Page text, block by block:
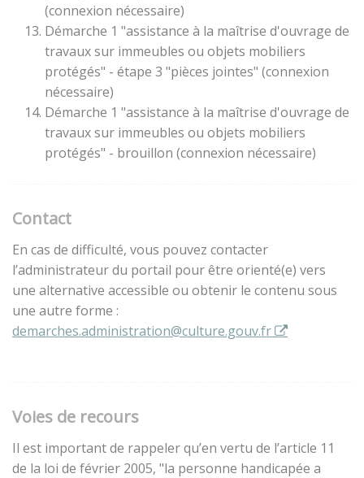
(connexion nécessaire)
Démarche 1 "assistance à la maîtrise d'ouvrage de
travaux sur immeubles ou objets mobiliers
protégés" - étape 3 "pièces jointes" (connexion
nécessaire)
Démarche 1 "assistance à la maîtrise d'ouvrage de
travaux sur immeubles ou objets mobiliers
protégés" - brouillon (connexion nécessaire)
Contact
En cas de difficulté, vous pouvez contacter
l’administrateur du portail pour être orienté(e) vers
une alternative accessible ou obtenir le contenu sous
une autre forme :
demarches.administration@culture.gouv.fr
Voies de recours
Il est important de rappeler qu’en vertu de l’article 11
de la loi de février 2005, "la personne handicapée a